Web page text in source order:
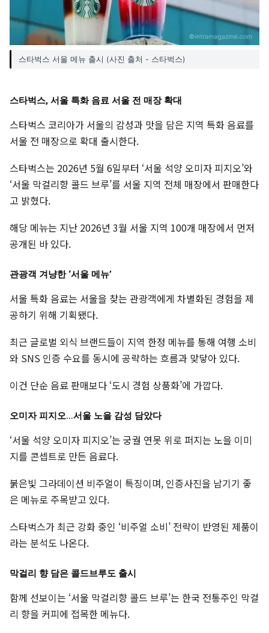
스타벅스 서울 메뉴 출시 (사진 출처 - 스타벅스)
스타벅스, 서울 특화 음료 서울 전 매장 확대
스타벅스 코리아가 서울의 감성과 맛을 담은 지역 특화 음료를
서울 전 매장으로 확대 출시한다.
스타벅스는 2026년 5월 6일부터 ‘서울 석양 오미자 피지오’와
‘서울 막걸리향 콜드 브루’를 서울 지역 전체 매장에서 판매한다
고 밝혔다.
해당 메뉴는 지난 2026년 3월 서울 지역 100개 매장에서 먼저
공개된 바 있다.
관광객 겨냥한 ‘서울 메뉴’
서울 특화 음료는 서울을 찾는 관광객에게 차별화된 경험을 제
공하기 위해 기획됐다.
최근 글로벌 외식 브랜드들이 지역 한정 메뉴를 통해 여행 소비
와 SNS 인증 수요를 동시에 공략하는 흐름과 맞닿아 있다.
이건 단순 음료 판매보다 ‘도시 경험 상품화’에 가깝다.
오미자 피지오…서울 노을 감성 담았다
‘서울 석양 오미자 피지오’는 궁궐 연못 위로 퍼지는 노을 이미
지를 콘셉트로 만든 음료다.
붉은빛 그라데이션 비주얼이 특징이며, 인증사진을 남기기 좋
은 메뉴로 주목받고 있다.
스타벅스가 최근 강화 중인 ‘비주얼 소비’ 전략이 반영된 제품이
라는 분석도 나온다.
막걸리 향 담은 콜드브루도 출시
함께 선보이는 ‘서울 막걸리향 콜드 브루’는 한국 전통주인 막걸
리 향을 커피에 접목한 메뉴다.